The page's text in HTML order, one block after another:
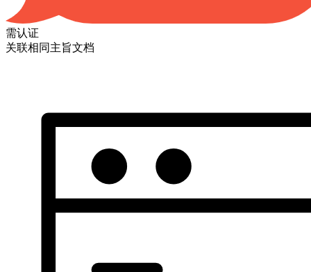
需认证
关联相同主旨文档